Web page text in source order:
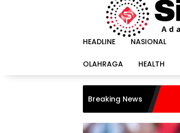
HEADLINE NASIONAL
OLAHRAGA HEALTH
Breaking News